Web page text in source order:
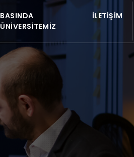
BASINDA
ÜNIVERSITEMIZ
İLETIŞIM